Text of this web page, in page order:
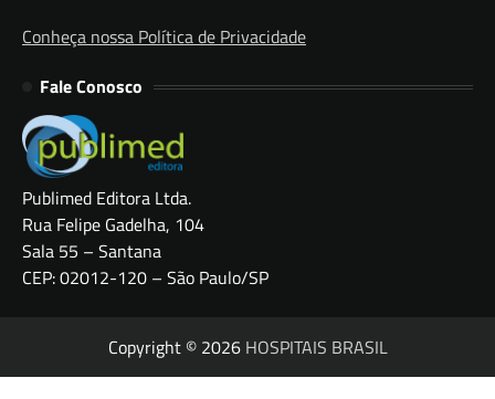
Conheça nossa Política de Privacidade
Fale Conosco
Publimed Editora Ltda.
Rua Felipe Gadelha, 104
Sala 55 – Santana
CEP: 02012-120 – São Paulo/SP
Copyright © 2026 HOSPITAIS BRASIL